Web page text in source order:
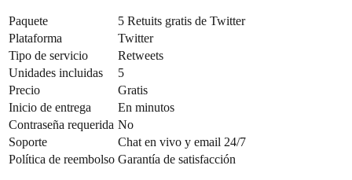
Paquete
5 Retuits gratis de Twitter
Plataforma
Twitter
Tipo de servicio
Retweets
Unidades incluidas
5
Precio
Gratis
Inicio de entrega
En minutos
Contraseña requerida No
Soporte
Chat en vivo y email 24/7
Política de reembolso Garantía de satisfacción